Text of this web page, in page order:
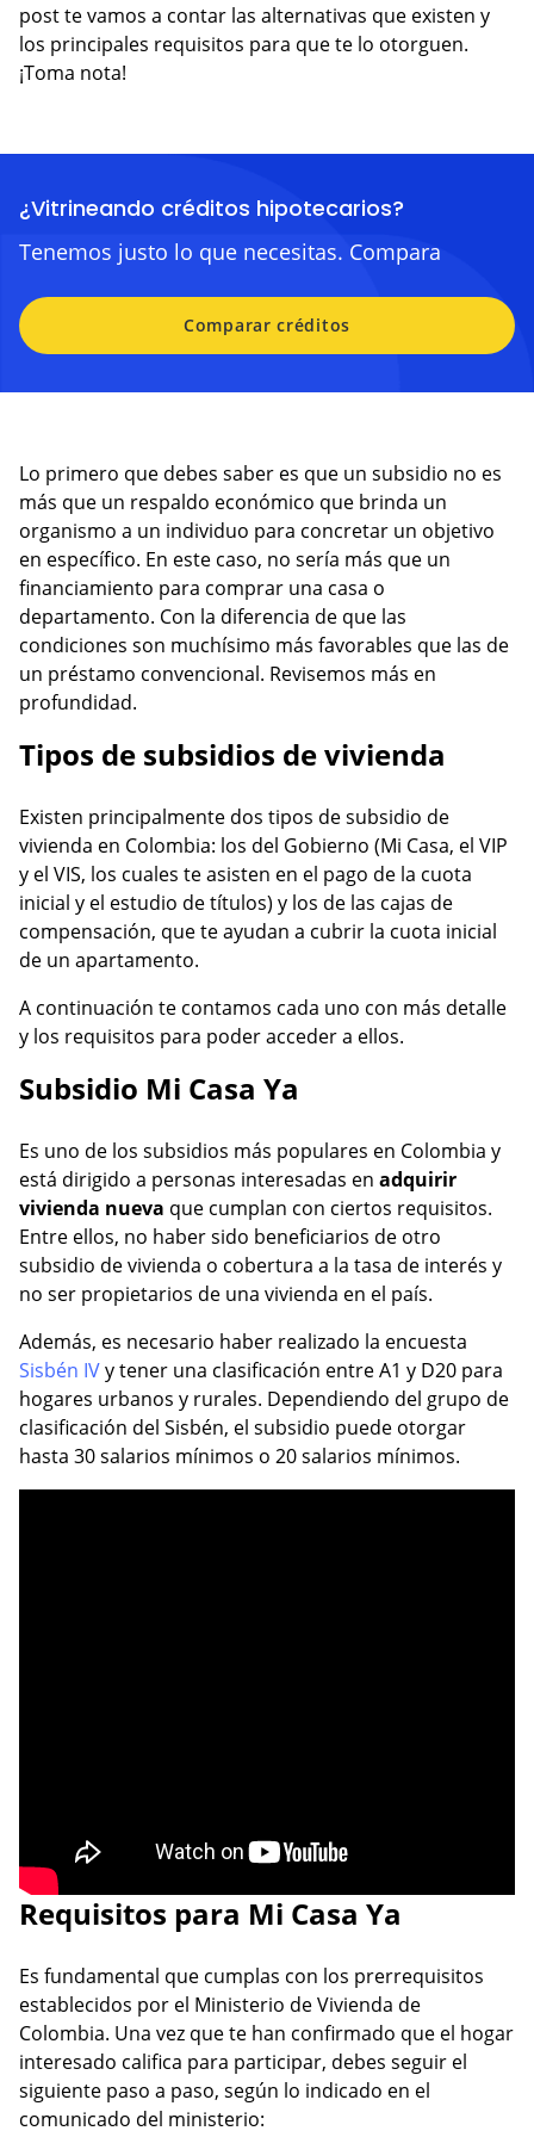
VER BLOG
post te vamos a contar las alternativas que existen y
los principales requisitos para que te lo otorguen.
¡Toma nota!
¿Vitrineando créditos hipotecarios?
Tenemos justo lo que necesitas. Compara
Comparar créditos
Lo primero que debes saber es que un subsidio no es
más que un respaldo económico que brinda un
organismo a un individuo para concretar un objetivo
en específico. En este caso, no sería más que un
financiamiento para comprar una casa o
departamento. Con la diferencia de que las
condiciones son muchísimo más favorables que las de
un préstamo convencional. Revisemos más en
profundidad.
Tipos de subsidios de vivienda
Existen principalmente dos tipos de subsidio de
vivienda en Colombia: los del Gobierno (Mi Casa, el VIP
y el VIS, los cuales te asisten en el pago de la cuota
inicial y el estudio de títulos) y los de las cajas de
compensación, que te ayudan a cubrir la cuota inicial
de un apartamento.
A continuación te contamos cada uno con más detalle
y los requisitos para poder acceder a ellos.
Subsidio Mi Casa Ya
Es uno de los subsidios más populares en Colombia y
está dirigido a personas interesadas en adquirir
vivienda nueva que cumplan con ciertos requisitos.
Entre ellos, no haber sido beneficiarios de otro
subsidio de vivienda o cobertura a la tasa de interés y
no ser propietarios de una vivienda en el país.
Además, es necesario haber realizado la encuesta
Sisbén IVy tener una clasificación entre A1 y D20 para
hogares urbanos y rurales. Dependiendo del grupo de
clasificación del Sisbén, el subsidio puede otorgar
hasta 30 salarios mínimos o 20 salarios mínimos.
Requisitos para Mi Casa Ya
Es fundamental que cumplas con los prerrequisitos
establecidos por el Ministerio de Vivienda de
Colombia. Una vez que te han confirmado que el hogar
interesado califica para participar, debes seguir el
siguiente paso a paso, según lo indicado en el
comunicado del ministerio: